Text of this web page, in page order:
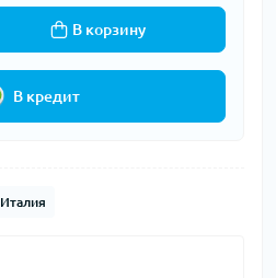
В корзину
В кредит
Италия